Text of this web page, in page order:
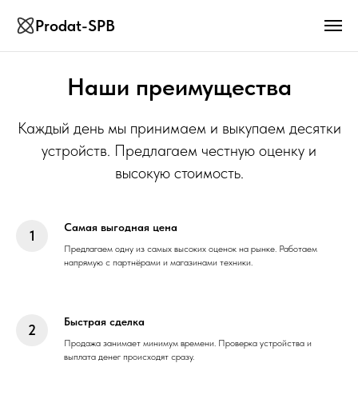
Prodat-SPB
Наши преимущества
Каждый день мы принимаем и выкупаем десятки
устройств. Предлагаем честную оценку и
высокую стоимость.
Самая выгодная цена
Предлагаем одну из самых высоких оценок на рынке. Работаем
напрямую с партнёрами и магазинами техники.
Быстрая сделка
Продажа занимает минимум времени. Проверка устройства и
выплата денег происходят сразу.